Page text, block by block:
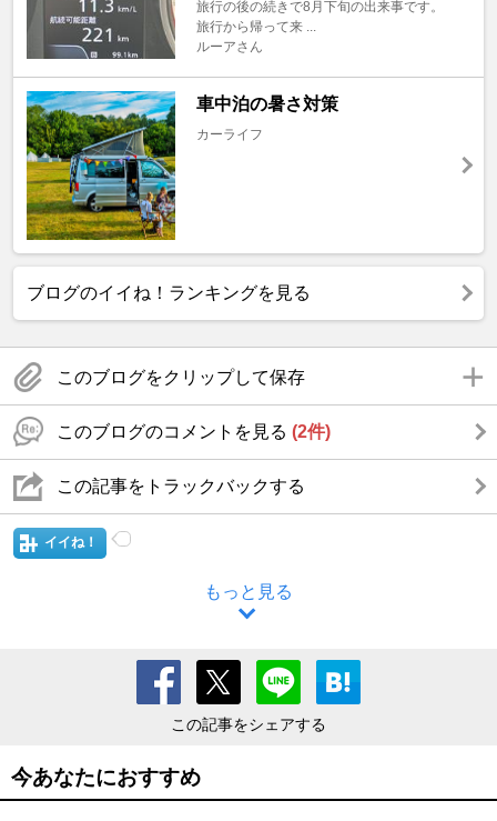
旅行の後の続きで8月下旬の出来事です。
旅行から帰って来 ...
ルーアさん
車中泊の暑さ対策
カーライフ
ブログのイイね！ランキングを見る
このブログをクリップして保存
このブログのコメントを見る (2件)
この記事をトラックバックする
イイね！
もっと見る
この記事をシェアする
今あなたにおすすめ